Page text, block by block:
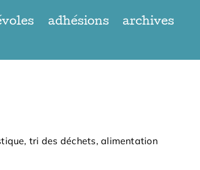
adhésions
archives
tri des déchets, alimentation